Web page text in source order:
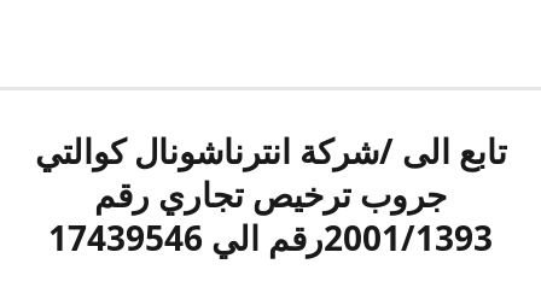
تابع الى /شركة انترناشونال كوالتي
جروب ترخيص تجاري رقم
2001/1393رقم الي 17439546